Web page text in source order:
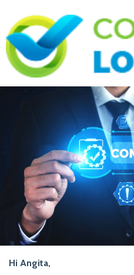
Hi Angita,